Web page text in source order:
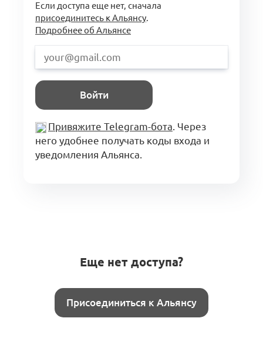
Если доступа еще нет, сначала
присоединитесь к Альянсу.
Подробнее об Альянсе
Войти
Привяжите Telegram-бота. Через
него удобнее получать коды входа и
уведомления Альянса.
Еще нет доступа?
Присоединиться к Альянсу